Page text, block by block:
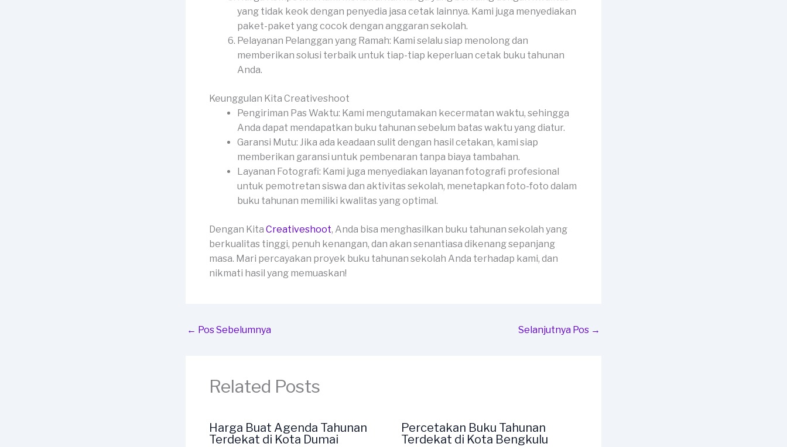
yang tidak keok dengan penyedia jasa cetak lainnya. Kami juga menyediakan
paket-paket yang cocok dengan anggaran sekolah.
Pelayanan Pelanggan yang Ramah: Kami selalu siap menolong dan
memberikan solusi terbaik untuk tiap-tiap keperluan cetak buku tahunan
Anda.
Keunggulan Kita Creativeshoot
Pengiriman Pas Waktu: Kami mengutamakan kecermatan waktu, sehingga
Anda dapat mendapatkan buku tahunan sebelum batas waktu yang diatur.
Garansi Mutu: Jika ada keadaan sulit dengan hasil cetakan, kami siap
memberikan garansi untuk pembenaran tanpa biaya tambahan.
Layanan Fotografi: Kami juga menyediakan layanan fotografi profesional
untuk pemotretan siswa dan aktivitas sekolah, menetapkan foto-foto dalam
buku tahunan memiliki kwalitas yang optimal.
Dengan Kita Creativeshoot, Anda bisa menghasilkan buku tahunan sekolah yang
berkualitas tinggi, penuh kenangan, dan akan senantiasa dikenang sepanjang
masa. Mari percayakan proyek buku tahunan sekolah Anda terhadap kami, dan
nikmati hasil yang memuaskan!
← Pos Sebelumnya Selanjutnya Pos →
Related Posts
Harga Buat Agenda Tahunan
Terdekat di Kota Dumai
Percetakan Buku Tahunan
Terdekat di Kota Bengkulu